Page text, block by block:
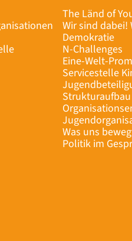
The Länd of
Wir sind
Demokratie
N-Challenges
Eine-Welt-
Servicestelle
Was uns
Politik im